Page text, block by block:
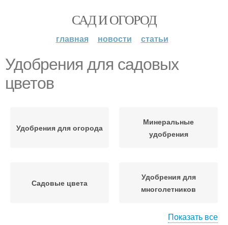
САД И ОГОРОД
главная новости статьи
Удобрения для садовых
цветов
Удобрения для огорода
Минеральные
удобрения
Садовые цвета
Удобрения для
многолетников
Показать все